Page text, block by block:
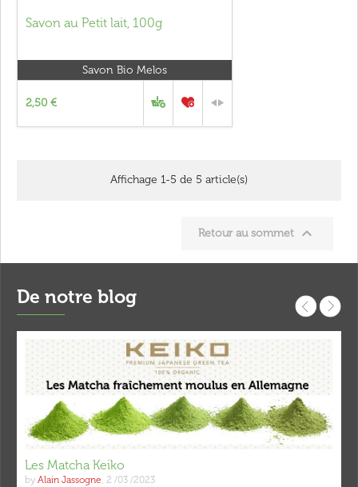
Savon au Petit lait, 100g
Savon Bio Melos
2,50 €
Affichage 1-5 de 5 article(s)
Retour au sommet 
De notre blog
Les Matcha Keiko
by Alain Jassogne, 2 /03 /2023